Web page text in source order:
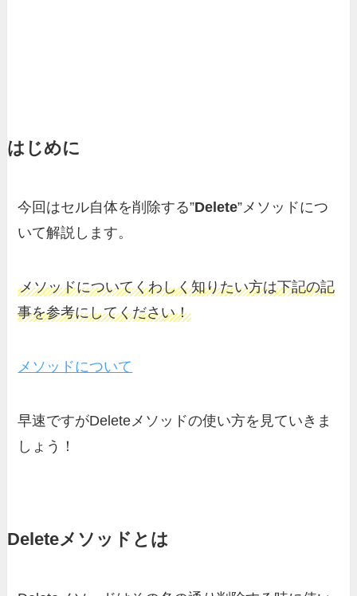
はじめに
今回はセル自体を削除する”Delete”メソッドにつ
いて解説します。
メソッドについてくわしく知りたい方は下記の記
事を参考にしてください！
メソッドについて
早速ですがDeleteメソッドの使い方を見ていきま
しょう！
Deleteメソッドとは